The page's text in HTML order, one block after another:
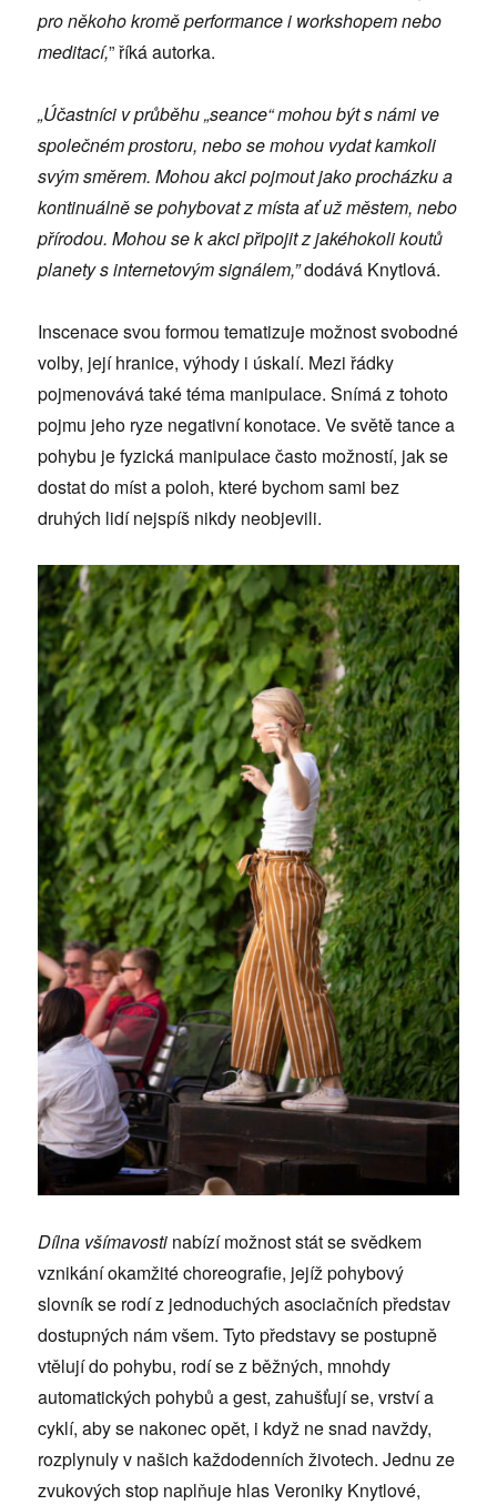
pro někoho kromě performance i workshopem nebo
meditací,” říká autorka.
„Účastníci v průběhu „seance“ mohou být s námi ve
společném prostoru, nebo se mohou vydat kamkoli
svým směrem. Mohou akci pojmout jako procházku a
kontinuálně se pohybovat z místa ať už městem, nebo
přírodou. Mohou se k akci připojit z jakéhokoli koutů
planety s internetovým signálem,”dodává Knytlová.
Inscenace svou formou tematizuje možnost svobodné
volby, její hranice, výhody i úskalí. Mezi řádky
pojmenovává také téma manipulace. Snímá z tohoto
pojmu jeho ryze negativní konotace. Ve světě tance a
pohybu je fyzická manipulace často možností, jak se
dostat do míst a poloh, které bychom sami bez
druhých lidí nejspíš nikdy neobjevili.
Dílna všímavosti nabízí možnost stát se svědkem
vznikání okamžité choreografie, jejíž pohybový
slovník se rodí z jednoduchých asociačních představ
dostupných nám všem. Tyto představy se postupně
vtělují do pohybu, rodí se z běžných, mnohdy
automatických pohybů a gest, zahušťují se, vrství a
cyklí, aby se nakonec opět, i když ne snad navždy,
rozplynuly v našich každodenních životech. Jednu ze
zvukových stop naplňuje hlas Veroniky Knytlové,